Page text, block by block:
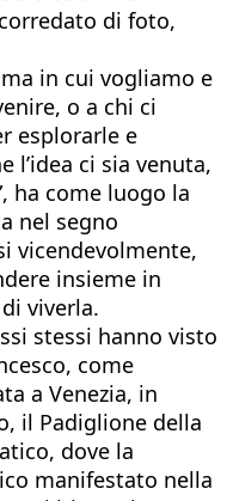
di foto,
in cui vogliamo e
o a chi ci
esplorarle e
l’idea ci sia venuta,
ha come luogo la
nel segno
vicendevolmente,
insieme in
viverla.
stessi hanno visto
come
a Venezia, in
il Padiglione della
dove la
manifestato nella